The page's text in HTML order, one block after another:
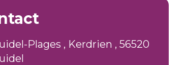
Plages , Kerdrien , 56520